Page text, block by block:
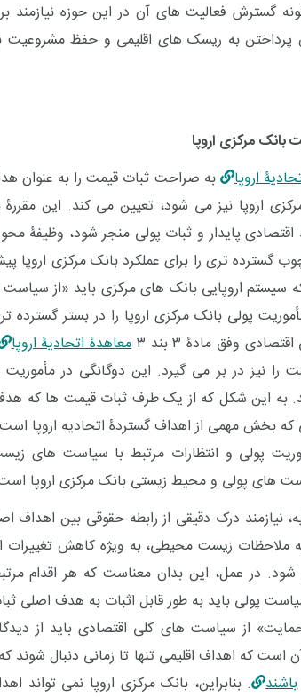
گسترش فعالیت های آن در این حوزه
پرداختن به ریسک های اقلیمی و حفظ مشروعیت
اروپا به صراحت ثبات قیمت را به عنوان
اروپا نیز می شود، تعیین می کند. این مقررۀ
پایدار و ثبات پولی منجر شود، وظیفۀ
گسترده تری را برای عملکرد بانک مرکزی اروپا
می کند که سیستم اروپایی بانک های مرکزی باید «از
پولی بانک مرکزی اروپا را در بستر گسترده
وفق مادۀ ۳ بند ۳
معاهدۀ اتحادیۀ اروپا
نیز در بر می گیرد. این دوگانگی در مأموریت
به این شکل که از یک طرف ثبات قیمت ها که
که بخش مهمی از اهداف گستردۀ اتحادیه اروپا
پولی و انتظارات مرتبط با سیاست های
های پولی و محیط زیستی بانک مرکزی اروپا
نیازمند درک دقیقی از رابطه حقوقی بین اهداف
ملاحظات زیست محیطی، به ویژه کاهش تغییرات
در عمل، این بدان معناست که هر اقدام مرتبط
پولی باید به طور قابل اثبات به هدف اصلی
از سیاست های کلی اقتصادی باید از
است که اهداف اقلیمی تنها تا زمانی دنبال شوند
باشند . بنابراین، بانک مرکزی اروپا نمی
0+
راهنما
0+
معرفی منابع اینترنتی